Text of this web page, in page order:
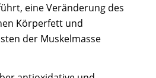
eine Veränderung des
Körperfett und
der Muskelmasse